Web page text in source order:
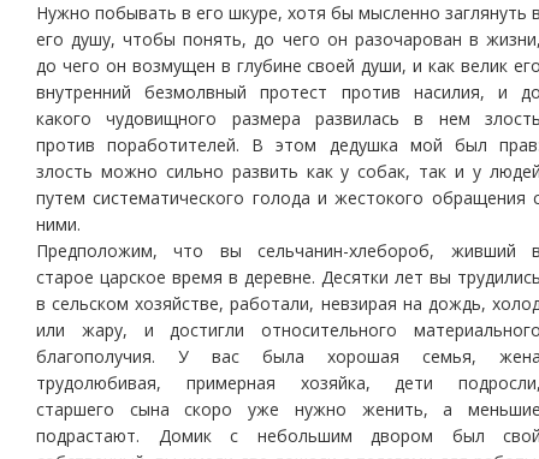
Нужно побывать в его шкуре, хотя бы мысленно заглянуть
его душу, чтобы понять, до чего он разочарован в
до чего он возмущен в глубине своей души, и как велик
внутренний безмолвный протест против насилия, и
какого чудовищного размера развилась в нем
против поработителей. В этом дедушка мой был
злость можно сильно развить как у собак, так и у
путем систематического голода и жестокого обращения
ними.
Предположим, что вы сельчанин-хлебороб, живший
старое царское время в деревне. Десятки лет вы
в сельском хозяйстве, работали, невзирая на дождь,
или жару, и достигли относительного
благополучия. У вас была хорошая семья,
трудолюбивая, примерная хозяйка, дети
старшего сына скоро уже нужно женить, а
подрастают. Домик с небольшим двором был